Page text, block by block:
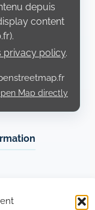
depuis
content
privacy policy.
Map directly